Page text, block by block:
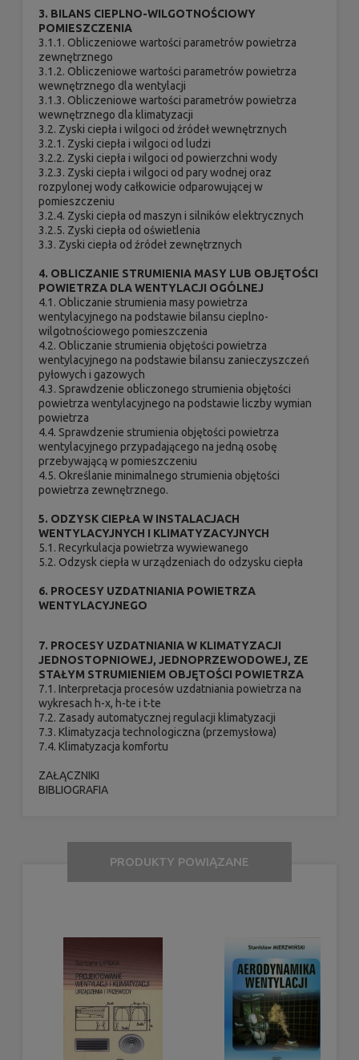
3. BILANS CIEPLNO-WILGOTNOŚCIOWY
POMIESZCZENIA
3.1.1. Obliczeniowe wartości parametrów powietrza
zewnętrznego
3.1.2. Obliczeniowe wartości parametrów powietrza
wewnętrznego dla wentylacji
3.1.3. Obliczeniowe wartości parametrów powietrza
wewnętrznego dla klimatyzacji
3.2. Zyski ciepła i wilgoci od źródeł wewnętrznych
3.2.1. Zyski ciepła i wilgoci od ludzi
3.2.2. Zyski ciepła i wilgoci od powierzchni wody
3.2.3. Zyski ciepła i wilgoci od pary wodnej oraz
rozpylonej wody całkowicie odparowującej w
pomieszczeniu
3.2.4. Zyski ciepła od maszyn i silników elektrycznych
3.2.5. Zyski ciepła od oświetlenia
3.3. Zyski ciepła od źródeł zewnętrznych
4. OBLICZANIE STRUMIENIA MASY LUB OBJĘTOŚCI
POWIETRZA DLA WENTYLACJI OGÓLNEJ
4.1. Obliczanie strumienia masy powietrza
wentylacyjnego na podstawie bilansu cieplno-
wilgotnościowego pomieszczenia
4.2. Obliczanie strumienia objętości powietrza
wentylacyjnego na podstawie bilansu zanieczyszczeń
pyłowych i gazowych
4.3. Sprawdzenie obliczonego strumienia objętości
powietrza wentylacyjnego na podstawie liczby wymian
powietrza
4.4. Sprawdzenie strumienia objętości powietrza
wentylacyjnego przypadającego na jedną osobę
przebywającą w pomieszczeniu
4.5. Określanie minimalnego strumienia objętości
powietrza zewnętrznego.
5. ODZYSK CIEPŁA W INSTALACJACH
WENTYLACYJNYCH I KLIMATYZACYJNYCH
5.1. Recyrkulacja powietrza wywiewanego
5.2. Odzysk ciepła w urządzeniach do odzysku ciepła
6. PROCESY UZDATNIANIA POWIETRZA
WENTYLACYJNEGO
7. PROCESY UZDATNIANIA W KLIMATYZACJI
JEDNOSTOPNIOWEJ, JEDNOPRZEWODOWEJ, ZE
STAŁYM STRUMIENIEM OBJĘTOŚCI POWIETRZA
7.1. Interpretacja procesów uzdatniania powietrza na
wykresach h-x, h-te i t-te
7.2. Zasady automatycznej regulacji klimatyzacji
7.3. Klimatyzacja technologiczna (przemysłowa)
7.4. Klimatyzacja komfortu
ZAŁĄCZNIKI
BIBLIOGRAFIA
PRODUKTY POWIĄZANE